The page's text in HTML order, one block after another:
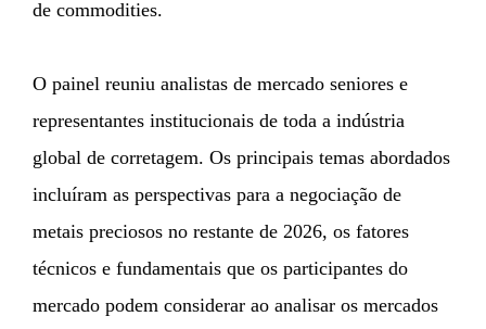
de commodities.
O painel reuniu analistas de mercado seniores e
representantes institucionais de toda a indústria
global de corretagem. Os principais temas abordados
incluíram as perspectivas para a negociação de
metais preciosos no restante de 2026, os fatores
técnicos e fundamentais que os participantes do
mercado podem considerar ao analisar os mercados